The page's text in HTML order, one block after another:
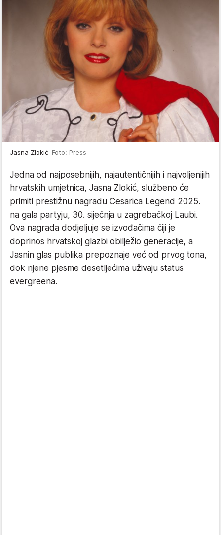
Jasna Zlokić Foto: Press
Jedna od najposebnijih, najautentičnijih i najvoljenijih
hrvatskih umjetnica, Jasna Zlokić, službeno će
primiti prestižnu nagradu Cesarica Legend 2025.
na gala partyju, 30. siječnja u zagrebačkoj Laubi.
Ova nagrada dodjeljuje se izvođačima čiji je
doprinos hrvatskoj glazbi obilježio generacije, a
Jasnin glas publika prepoznaje već od prvog tona,
dok njene pjesme desetljećima uživaju status
evergreena.